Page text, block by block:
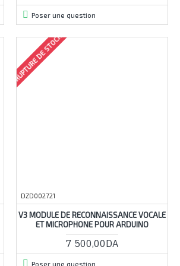
Poser une question
RUPTURE DE STOCK
DZD002721
V3 MODULE DE RECONNAISSANCE VOCALE
ET MICROPHONE POUR ARDUINO
7 500,00DA
Poser une question